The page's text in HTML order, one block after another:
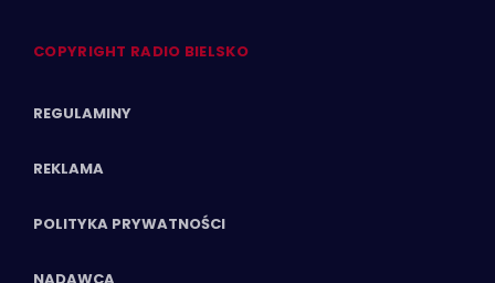
COPYRIGHT RADIO BIELSKO
REGULAMINY
REKLAMA
POLITYKA PRYWATNOŚCI